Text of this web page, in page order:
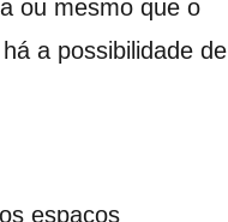
ou mesmo que o
a possibilidade de
espaços